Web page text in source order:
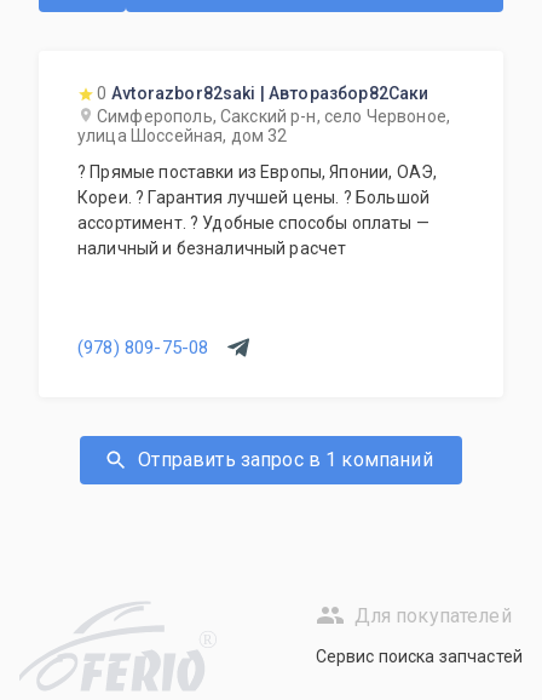
0 Avtorazbor82saki | Авторазбор82Саки
Симферополь, Сакский р-н, село Червоное,
улица Шоссейная, дом 32
? Прямые поставки из Европы, Японии, ОАЭ,
Кореи. ? Гарантия лучшей цены. ? Большой
ассортимент. ? Удобные способы оплаты —
наличный и безналичный расчет
(978) 809-75-08
Отправить запрос в 1 компаний
R
Для покупателей
Сервис поиска запчастей